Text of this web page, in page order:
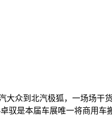
众到北汽极狐，一场场干
是本届车展唯一将商用车